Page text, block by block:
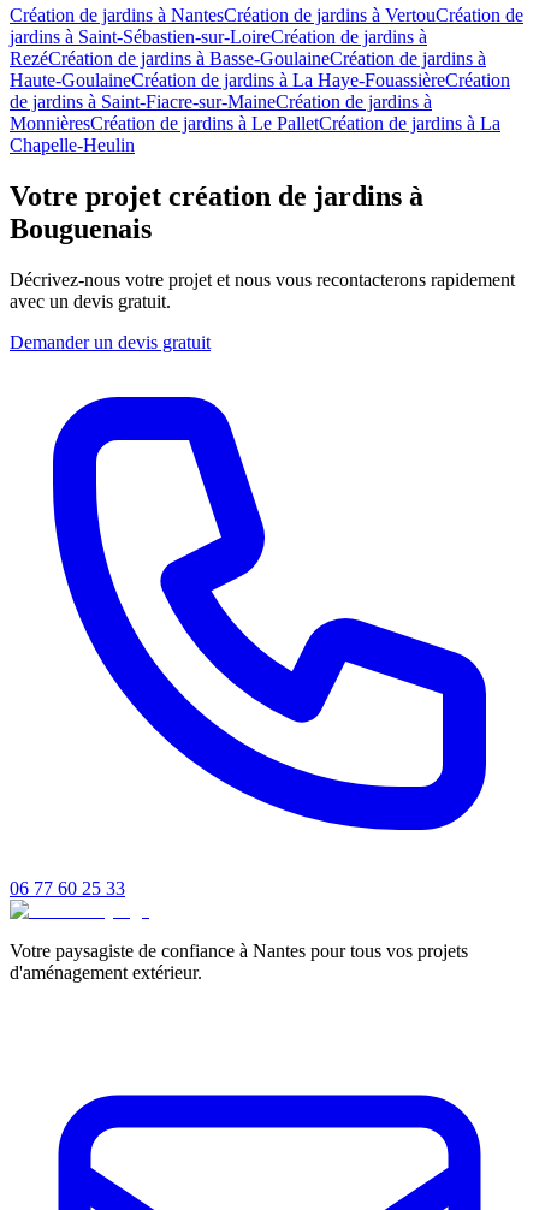
Création de jardins à NantesCréation de jardins à VertouCréation de
jardins à Saint-Sébastien-sur-LoireCréation de jardins à
RezéCréation de jardins à Basse-GoulaineCréation de jardins à
Haute-GoulaineCréation de jardins à La Haye-FouassièreCréation
de jardins à Saint-Fiacre-sur-MaineCréation de jardins à
MonnièresCréation de jardins à Le PalletCréation de jardins à La
Chapelle-Heulin
Votre projet création de jardins à
Bouguenais
Décrivez-nous votre projet et nous vous recontacterons rapidement
avec un devis gratuit.
Demander un devis gratuit
06 77 60 25 33
Votre paysagiste de confiance à Nantes pour tous vos projets
d'aménagement extérieur.